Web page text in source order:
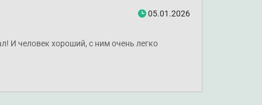
05.01.2026
И человек хороший, с ним очень легко